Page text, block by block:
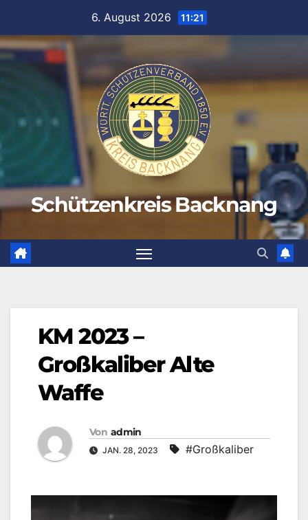
springen
6. August 2026 11:21
Schützenkreis Backnang
KM 2023 –
Großkaliber Alte
Waffe
Von admin
JAN. 28, 2023 #Großkaliber